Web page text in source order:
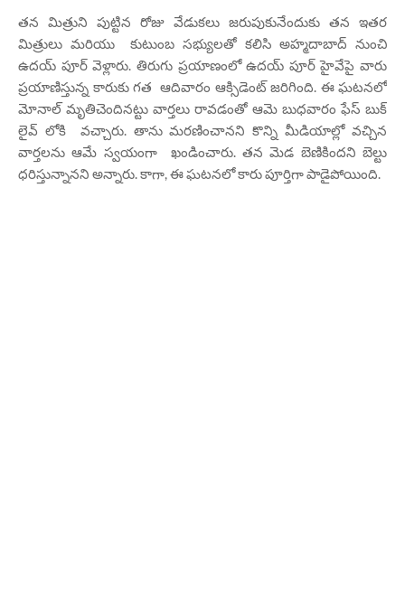
తన మిత్రుని పుట్టిన రోజు వేడుకలు జరుపుకునేందుకు తన ఇతర
మిత్రులు మరియు కుటుంబ సభ్యులతో కలిసి అహ్మదాబాద్‌ నుంచి
ఉదయ్‌ పూర్ వెళ్లారు. తిరుగు ప్రయాణంలో ఉదయ్‌ పూర్ హైవేపై వారు
ప్రయాణిస్తున్న కారుకు గత ఆదివారం ఆక్సిడెంట్ జరిగింది. ఈ ఘటనలో
మోనాల్‌ మృతిచెందినట్టు వార్తలు రావడంతో ఆమె బుధవారం ఫేస్‌ బుక్‌
లైవ్‌ లోకి వచ్చారు. తాను మరణించానని కొన్ని మీడియాల్లో వచ్చిన
వార్తలను ఆమే స్వయంగా ఖండించారు. తన మెడ బెణికిందని బెల్టు
ధరిస్తున్నానని అన్నారు. కాగా, ఈ ఘటనలో కారు పూర్తిగా పాడైపోయింది.